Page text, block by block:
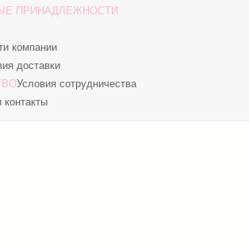
ПРИНАДЛЕЖНОСТИ
компании
доставки
Условия сотрудничества